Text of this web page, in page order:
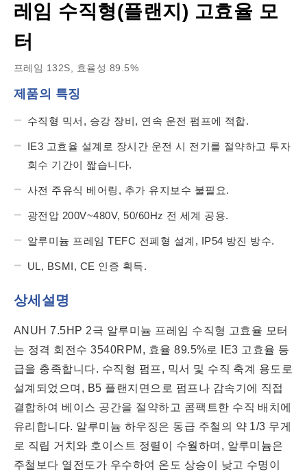
레임 수직형(플랜지) 고효율 모
터
프레임 132S, 효율성 89.5%
제품의 특징
수직형 믹서, 승강 장비, 연속 운전 펌프에 적합.
IE3 고효율 설계로 장시간 운전 시 전기를 절약하고 투자
회수 기간이 짧습니다.
사전 주유식 베어링, 추가 유지보수 불필요.
광전압 200V~480V, 50/60Hz 전 세계 공용.
알루미늄 프레임 TEFC 전폐형 설계, IP54 방진 방수.
UL, BSMI, CE 인증 획득.
상세설명
ANUH 7.5HP 2극 알루미늄 프레임 수직형 고효율 모터
는 정격 회전수 3540RPM, 효율 89.5%로 IE3 고효율 등
급을 충족합니다. 수직형 펌프, 믹서 및 수직 축계 용도로
설계되었으며, B5 플랜지면으로 펌프나 감속기에 직접
결합하여 베이스 공간을 절약하고 콤팩트한 수직 배치에
유리합니다. 알루미늄 하우징은 동급 주철의 약 1/3 무게
로 직립 거치와 호이스트 정렬이 수월하며, 알루미늄은
주철보다 열전도가 우수하여 온도 상승이 낮고 수명이